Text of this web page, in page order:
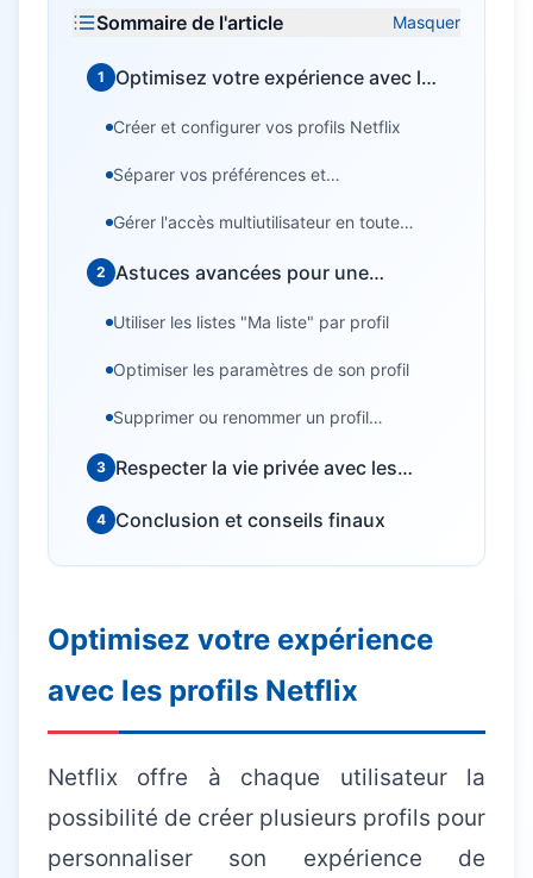
Besoin d'aide informatique ?
Sommaire de l'article Masquer
1
Optimisez votre expérience avec les
Créer et configurer vos profils Netflix
Séparer vos préférences et
Gérer l'accès multiutilisateur en toute
2 Astuces avancées pour une
Utiliser les listes "Ma liste" par profil
Optimiser les paramètres de son profil
Supprimer ou renommer un profil
3 Respecter la vie privée avec les
4 Conclusion et conseils finaux
Optimisez votre expérience
avec les profils Netflix
Netflix offre à chaque utilisateur la
possibilité de créer plusieurs profils pour
personnaliser son expérience de